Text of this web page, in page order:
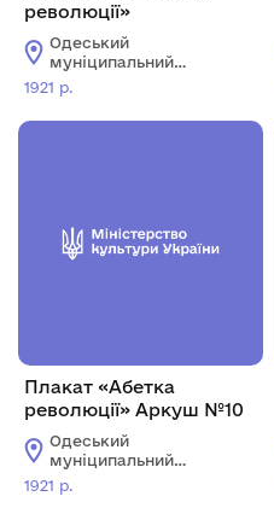
революції»
Одеський
муніципальний
музей особистих
колекцій імені О.В.
Блещунова
1921 р.
Плакат «Абетка
революції» Аркуш №10
Одеський
муніципальний
музей особистих
колекцій імені О.В.
1921 р.